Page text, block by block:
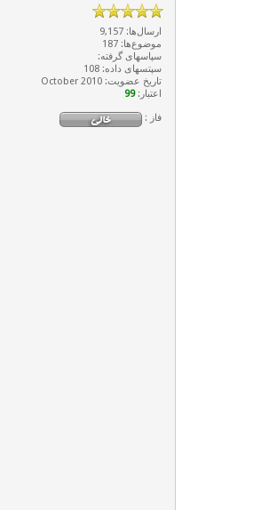
ارسال‌ها: 9,157
موضوع‌ها: 187
سپاسهای گرفته:
سپتسهای داده: 108
تاریخ عضویت: October 2010
اعتبار:99
فاز :